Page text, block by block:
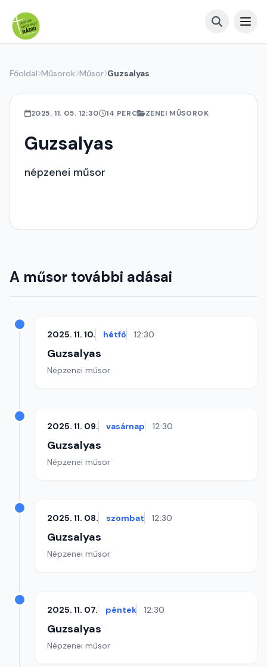
Főoldal Műsorok Műsor Guzsalyas
2025. 11. 05. 12:30 14 PERC ZENEI MŰSOROK
Guzsalyas
népzenei műsor
A műsor további adásai
2025. 11. 10. hétfő 12:30
Guzsalyas
Népzenei műsor
2025. 11. 09. vasárnap 12:30
Guzsalyas
Népzenei műsor
2025. 11. 08. szombat 12:30
Guzsalyas
Népzenei műsor
2025. 11. 07. péntek 12:30
Guzsalyas
Népzenei műsor